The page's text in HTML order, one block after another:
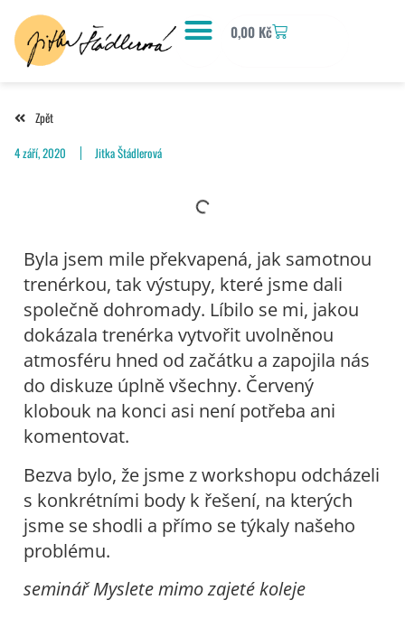
0,00 Kč
Zpět
4 září, 2020
Jitka Štádlerová
Byla jsem mile překvapená, jak samotnou
trenérkou, tak výstupy, které jsme dali
společně dohromady. Líbilo se mi, jakou
dokázala trenérka vytvořit uvolněnou
atmosféru hned od začátku a zapojila nás
do diskuze úplně všechny. Červený
klobouk na konci asi není potřeba ani
komentovat.
Bezva bylo, že jsme z workshopu odcházeli
s konkrétními body k řešení, na kterých
jsme se shodli a přímo se týkaly našeho
problému.
seminář Myslete mimo zajeté koleje